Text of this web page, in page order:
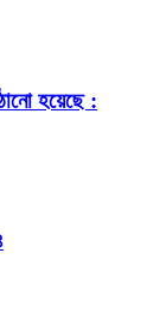
হয়েছে :